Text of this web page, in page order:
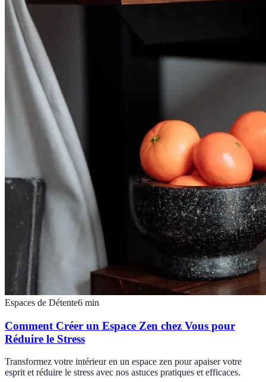
Espaces de Détente6 min
Comment Créer un Espace Zen chez Vous pour
Réduire le Stress
Transformez votre intérieur en un espace zen pour apaiser votre
esprit et réduire le stress avec nos astuces pratiques et efficaces.